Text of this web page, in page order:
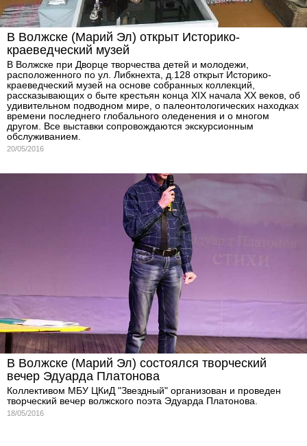
В Волжске (Марий Эл) открыт Историко-
краеведческий музей
В Волжске при Дворце творчества детей и молодежи,
расположенного по ул. Либкнехта, д.128 открыт Историко-
краеведческий музей на основе собранных коллекций,
рассказывающих о быте крестьян конца XIX начала XX веков, об
удивительном подводном мире, о палеонтологических находках
времени последнего глобального оледенения и о многом
другом. Все выставки сопровождаются экскурсионным
обслуживанием.
20/05/2016
В Волжске (Марий Эл) состоялся творческий
вечер Эдуарда Платонова
Коллективом МБУ ЦКиД "Звездный" организован и проведен
творческий вечер волжского поэта Эдуарда Платонова.
18/05/2016